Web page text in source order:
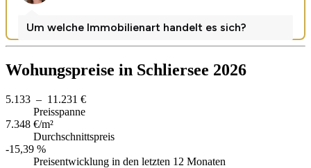
Wohungspreise in Schliersee 2026
5.133 – 11.231 €
Preisspanne
7.348 €/m²
Durchschnittspreis
-15,39 %
Preisentwicklung in den letzten 12 Monaten